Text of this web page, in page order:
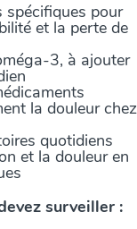
spécifiques pour
et la perte de
3, à ajouter
la douleur chez
quotidiens
et la douleur en
surveiller :